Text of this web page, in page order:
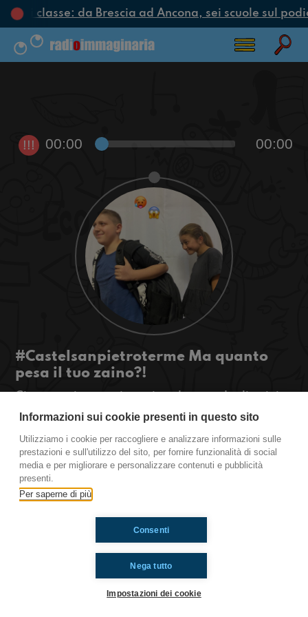
di classe: da Brescia ad Ancona, sei scuole sul
!!! 00:00 00:00
#Castelsanpietroterme Ma quanto
pesa il tuo zaino?!
troppo pesanti e di un videogioco fantastico. Se
vi interessa rimanete sintonizzati!
Castel San Pietro Terme
Ti è piaciuto? Condividilo!
Informazioni sui cookie presenti in questo sito
Utilizziamo i cookie per raccogliere e analizzare informazioni sulle
prestazioni e sull'utilizzo del sito, per fornire funzionalità di social
media e per migliorare e personalizzare contenuti e pubblicità
presenti.
Per saperne di più
Nega tutto
Consenti
Impostazioni dei cookie